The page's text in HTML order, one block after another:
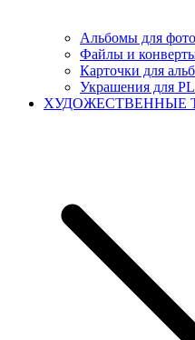
Альбомы для фото
Файлы и
Карточки для
Украшения для PL
ХУДОЖЕСТВЕННЫЕ